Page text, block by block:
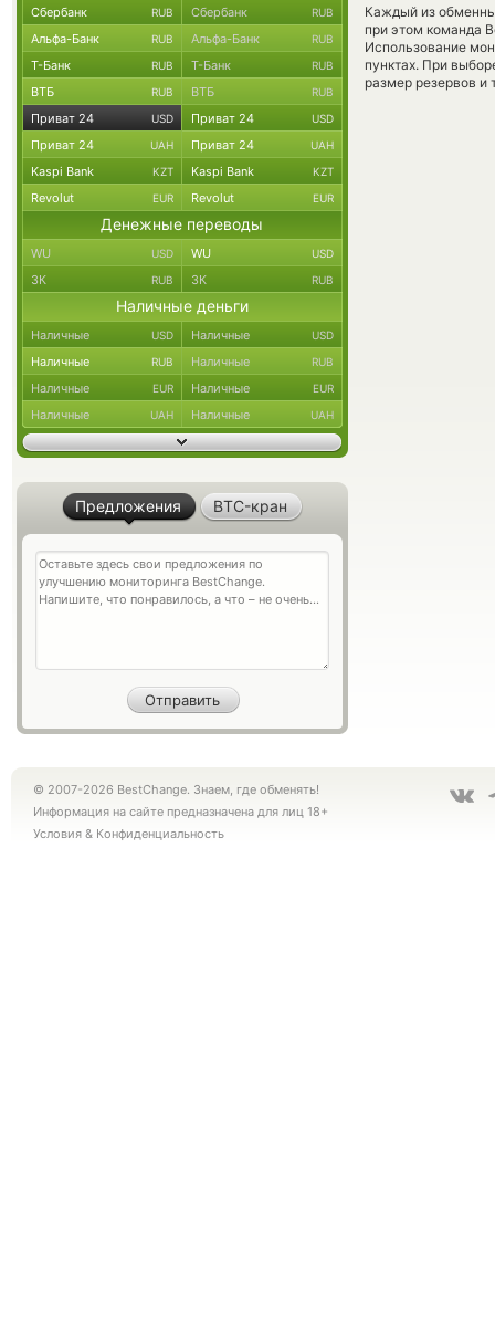
Каждый из
при этом команда
Использование
пунктах. При
размер резервов и
Сбербанк RUB Сбербанк RUB
Альфа-Банк RUB Альфа-Банк RUB
Т-Банк RUB Т-Банк RUB
ВТБ RUB ВТБ RUB
Приват 24 USD Приват 24 USD
Приват 24 UAH Приват 24 UAH
Kaspi Bank KZT Kaspi Bank KZT
Revolut EUR Revolut EUR
Денежные переводы
WU USD WU USD
ЗК RUB ЗК RUB
Наличные деньги
Наличные USD Наличные USD
Наличные RUB Наличные RUB
Наличные EUR Наличные EUR
Наличные UAH Наличные UAH
Предложения BTC-кран
© 2007-2026 BestChange. Знаем, где обменять!
Информация на сайте предназначена для лиц 18+
Условия & Конфиденциальность